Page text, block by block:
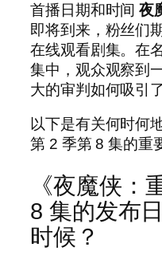
首播日期和时间夜
即将到来，粉丝们
在线观看剧集。在
集中，观众观察到
大的审判如何吸引
以下是有关何时何
第 2 季第 8 集的重
《夜魔侠：
8 集的发布
时候？